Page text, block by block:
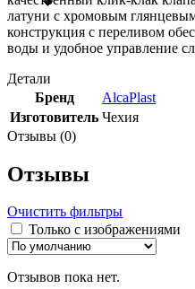
латуни с хромовым
конструкция с переливом
воды и удобное управление
Детали
Бренд
AlcaPlast
Изготовитель Чехия
Отзывы (0)
Отзывы
Очистить фильтры
Только с изображениями
Отзывов пока нет.